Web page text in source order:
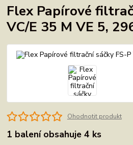
Flex Papírové
VC/E 35 M VE 5,
Ohodnotit produkt
1 balení obsahuje 4 ks